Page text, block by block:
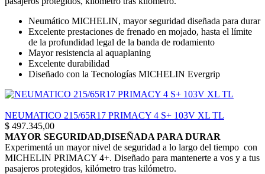
Neumático MICHELIN, mayor seguridad diseñada para durar
Excelente prestaciones de frenado en mojado, hasta el límite
de la profundidad legal de la banda de rodamiento
Mayor resistencia al aquaplaning
Excelente durabilidad
Diseñado con la Tecnologías MICHELIN Evergrip
NEUMATICO 215/65R17 PRIMACY 4 S+ 103V XL TL
$ 497.345,00
MAYOR SEGURIDAD,DISEÑADA PARA DURAR
Experimentá un mayor nivel de seguridad a lo largo del tiempo con
MICHELIN PRIMACY 4+. Diseñado para mantenerte a vos y a tus
pasajeros protegidos, kilómetro tras kilómetro.